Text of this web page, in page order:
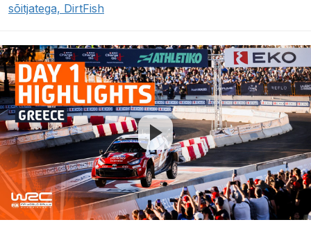
sõitjatega, DirtFish